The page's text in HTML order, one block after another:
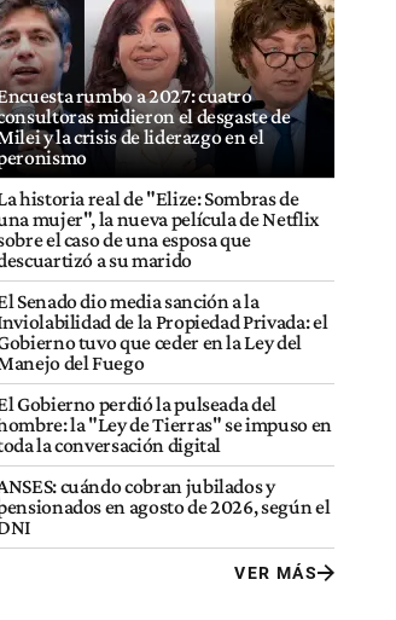
rumbo a 2027: cuatro
midieron el desgaste de
y la crisis de liderazgo en el
historia real de "Elize: Sombras de
mujer", la nueva película de Netflix
el caso de una esposa que
a su marido
Senado dio media sanción a la
de la Propiedad Privada: el
tuvo que ceder en la Ley del
del Fuego
Gobierno perdió la pulseada del
la "Ley de Tierras" se impuso en
la conversación digital
cuándo cobran jubilados y
en agosto de 2026, según el
VER MÁS